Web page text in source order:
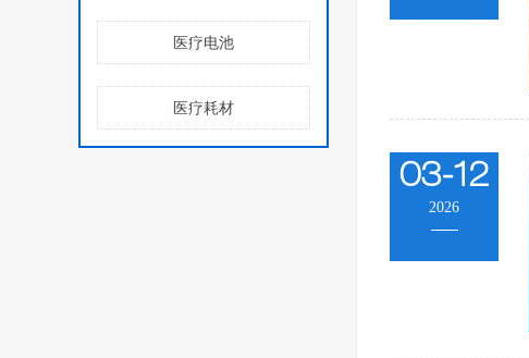
医疗电池
医疗耗材
03-12
2026